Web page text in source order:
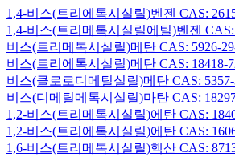
1,4-비스(트리에톡시실릴)벤젠 CAS:
1,4-비스(트리메톡시실릴에틸)벤젠 CAS:
비스(트리메톡시실릴)메탄 CAS: 5926-
비스(트리에톡시실릴)메탄 CAS: 18418-
비스(클로로디메틸실릴)메탄 CAS:
비스(디메틸메톡시실릴)마탄 CAS:
1,2-비스(트리메톡시실릴)에탄 CAS:
1,2-비스(트리에톡시실릴)에탄 CAS:
1,6-비스(트리메톡시실릴)헥산 CAS: